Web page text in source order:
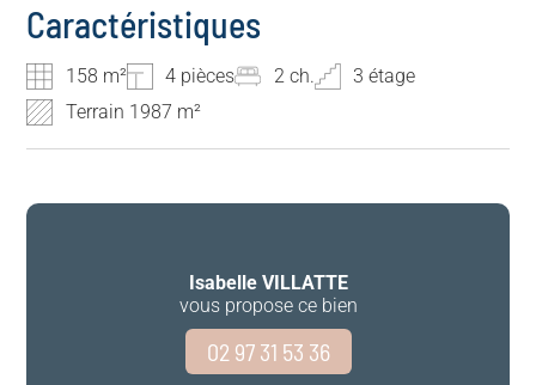
Caractéristiques
158 m² 4 pièces 2 ch.
3 étage
Terrain 1987 m²
Isabelle VILLATTE
vous propose ce bien
02 97 31 53 36